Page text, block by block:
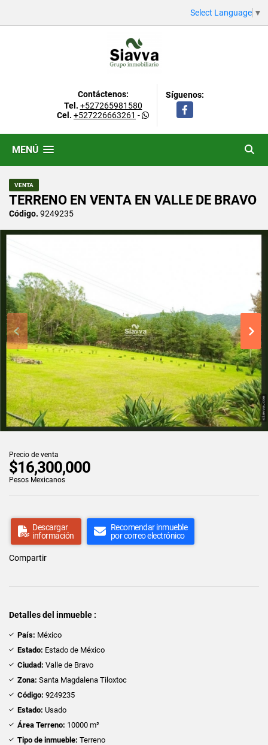
Select Language ▼
Contáctenos:
Tel. +527265981580
Cel. +527226663261 -
Síguenos:
Facebook
MENÚ
VENTA
TERRENO EN VENTA EN VALLE DE BRAVO
Código. 9249235
Precio de venta
$16,300,000
Pesos Mexicanos
Descargar
información
Recomendar inmueble
por correo electrónico
Compartir
Detalles del inmueble :
País: México
Estado: Estado de México
Ciudad: Valle de Bravo
Zona: Santa Magdalena Tiloxtoc
Código: 9249235
Estado: Usado
Área Terreno: 10000 m²
Tipo de inmueble: Terreno